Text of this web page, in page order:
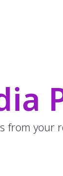
from your